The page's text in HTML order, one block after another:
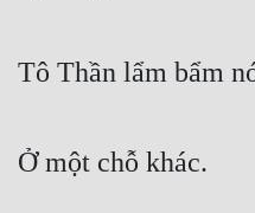
Tô Thần lẩm bẩm
Ở một chỗ khác.